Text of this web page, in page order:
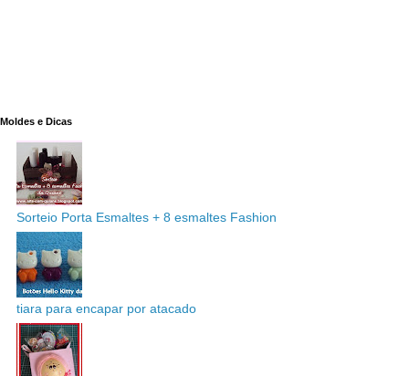
Moldes e Dicas
Sorteio Porta Esmaltes + 8 esmaltes Fashion
tiara para encapar por atacado